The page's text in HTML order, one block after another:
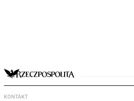
KONTAKT